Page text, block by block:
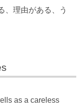
、理由がある、う
as a careless